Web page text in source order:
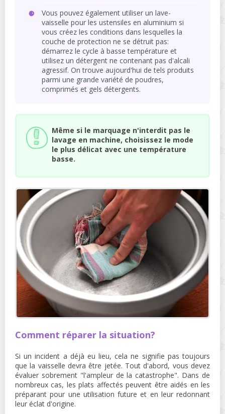
Vous pouvez également utiliser un lave-
vaisselle pour les ustensiles en aluminium si
vous créez les conditions dans lesquelles la
couche de protection ne se détruit pas:
démarrez le cycle à basse température et
utilisez un détergent ne contenant pas d'alcali
agressif. On trouve aujourd'hui de tels produits
parmi une grande variété de poudres,
comprimés et gels détergents.
Même si le marquage n'interdit pas le
lavage en machine, choisissez le mode
le plus délicat avec une température
basse.
Comment réparer la situation?
Si un incident a déjà eu lieu, cela ne signifie pas toujours
que la vaisselle devra être jetée. Tout d'abord, vous devez
évaluer sobrement "l'ampleur de la catastrophe". Dans de
nombreux cas, les plats affectés peuvent être aidés en les
préparant pour une utilisation future et en leur redonnant
leur éclat d'origine.